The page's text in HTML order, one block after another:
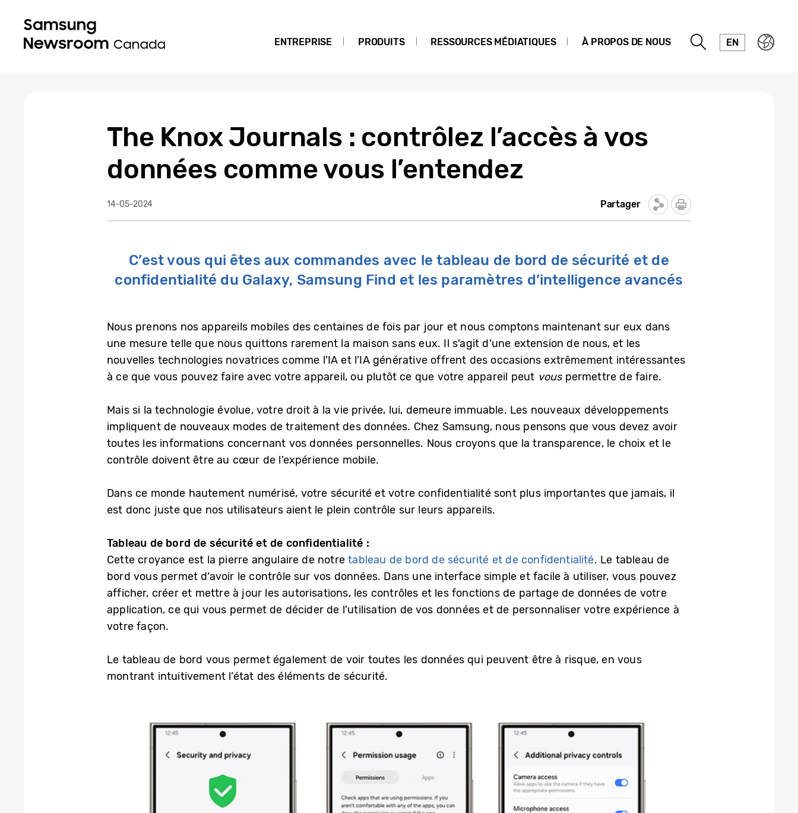
ENTREPRISE PRODUITS RESSOURCES MÉDIATIQUES À PROPOS DE NOUS EN
The Knox Journals : contrôlez l’accès à vos
données comme vous l’entendez
14-05-2024 Partager
C’est vous qui êtes aux commandes avec le tableau de bord de sécurité et de
confidentialité du Galaxy, Samsung Find et les paramètres d’intelligence avancés
Nous prenons nos appareils mobiles des centaines de fois par jour et nous comptons maintenant sur eux dans
une mesure telle que nous quittons rarement la maison sans eux. Il s’agit d’une extension de nous, et les
nouvelles technologies novatrices comme l’IA et l’IA générative offrent des occasions extrêmement intéressantes
à ce que vous pouvez faire avec votre appareil, ou plutôt ce que votre appareil peut vous permettre de faire.
Mais si la technologie évolue, votre droit à la vie privée, lui, demeure immuable. Les nouveaux développements
impliquent de nouveaux modes de traitement des données. Chez Samsung, nous pensons que vous devez avoir
toutes les informations concernant vos données personnelles. Nous croyons que la transparence, le choix et le
contrôle doivent être au cœur de l’expérience mobile.
Dans ce monde hautement numérisé, votre sécurité et votre confidentialité sont plus importantes que jamais, il
est donc juste que nos utilisateurs aient le plein contrôle sur leurs appareils.
Tableau de bord de sécurité et de confidentialité :
Cette croyance est la pierre angulaire de notretableau de bord de sécurité et de confidentialité. Le tableau de
bord vous permet d’avoir le contrôle sur vos données. Dans une interface simple et facile à utiliser, vous pouvez
afficher, créer et mettre à jour les autorisations, les contrôles et les fonctions de partage de données de votre
application, ce qui vous permet de décider de l’utilisation de vos données et de personnaliser votre expérience à
votre façon.
Le tableau de bord vous permet également de voir toutes les données qui peuvent être à risque, en vous
montrant intuitivement l’état des éléments de sécurité.